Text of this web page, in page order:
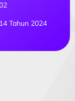
Tahun 2024